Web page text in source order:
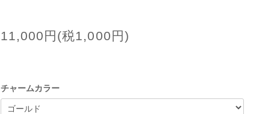
11,000円(税1,000円)
チャームカラー